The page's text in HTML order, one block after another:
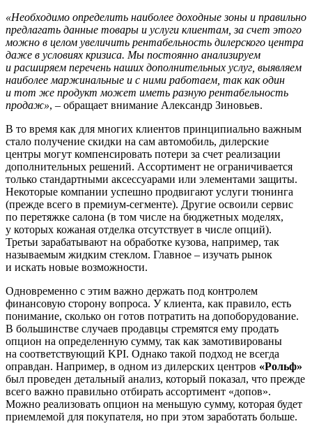
«Необходимо определить наиболее доходные зоны и правильно
предлагать данные товары и услуги клиентам, за счет этого
можно в целом увеличить рентабельность дилерского центра
даже в условиях кризиса. Мы постоянно анализируем
и расширяем перечень наших дополнительных услуг, выявляем
наиболее маржинальные и с ними работаем, так как один
и тот же продукт может иметь разную рентабельность
продаж», – обращает внимание Александр Зиновьев.
В то время как для многих клиентов принципиально важным
стало получение скидки на сам автомобиль, дилерские
центры могут компенсировать потери за счет реализации
дополнительных решений. Ассортимент не ограничивается
только стандартными аксессуарами или элементами защиты.
Некоторые компании успешно продвигают услуги тюнинга
(прежде всего в премиум-сегменте). Другие освоили сервис
по перетяжке салона (в том числе на бюджетных моделях,
у которых кожаная отделка отсутствует в числе опций).
Третьи зарабатывают на обработке кузова, например, так
называемым жидким стеклом. Главное – изучать рынок
и искать новые возможности.
Одновременно с этим важно держать под контролем
финансовую сторону вопроса. У клиента, как правило, есть
понимание, сколько он готов потратить на допоборудование.
В большинстве случаев продавцы стремятся ему продать
опцион на определенную сумму, так как замотивированы
на соответствующий KPI. Однако такой подход не всегда
оправдан. Например, в одном из дилерских центров «Рольф»
был проведен детальный анализ, который показал, что прежде
всего важно правильно отбирать ассортимент «допов».
Можно реализовать опцион на меньшую сумму, которая будет
приемлемой для покупателя, но при этом заработать больше.